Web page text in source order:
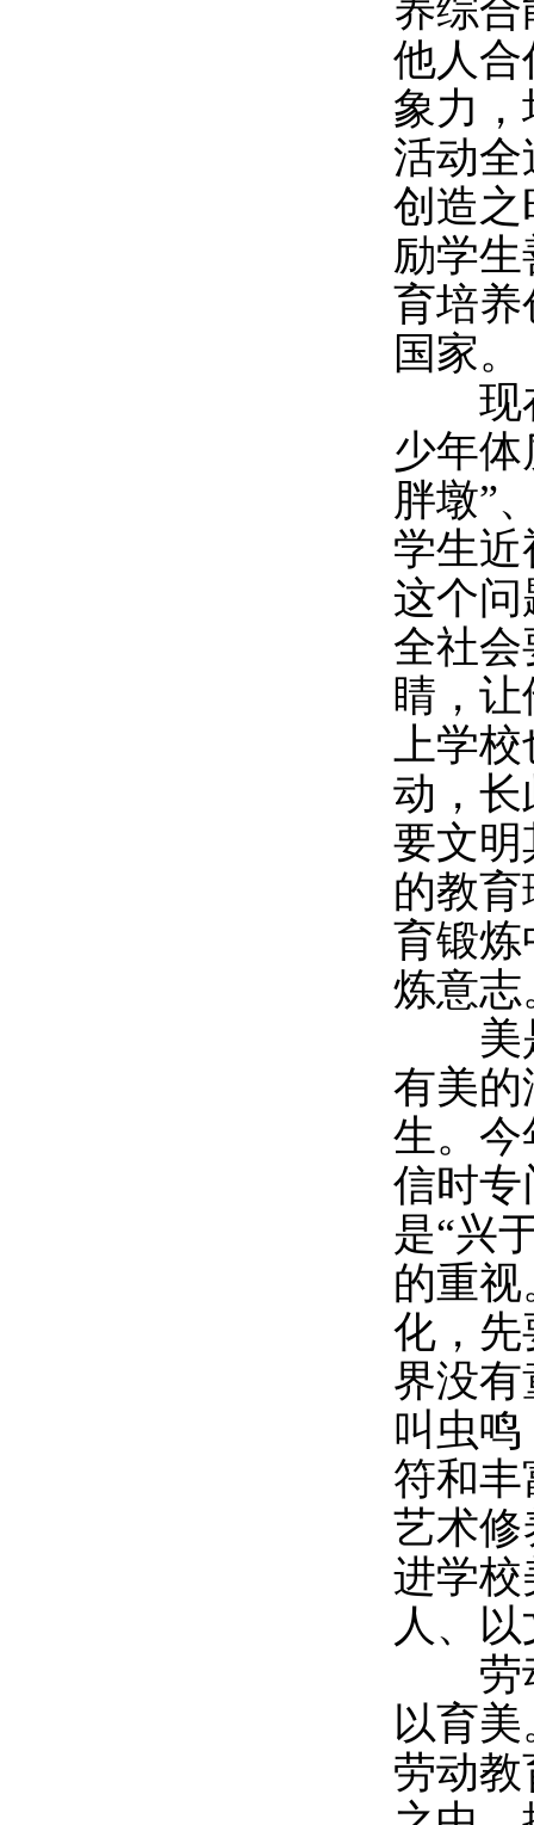
养综
他人合
象力
活动全
创造之
励学
育培养
国家。
现在
少年
胖墩”
学生
这个问
全社
睛，
上学
动，长
要文明
的教
育锻炼
炼意志
美是
有美的
生。今
信时专
是“兴
的重
化，先
界没
叫虫
符和
艺术修
进学校
人、
劳动
以育
劳动